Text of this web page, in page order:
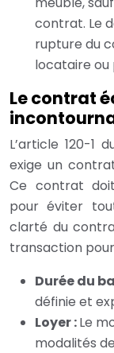
contrat. Le
rupture du
locataire ou
Le contrat
L’article 120-1
exige un
Ce contrat
pour éviter
clarté du
transaction
Durée du
définie et
Loyer :Le
modalités